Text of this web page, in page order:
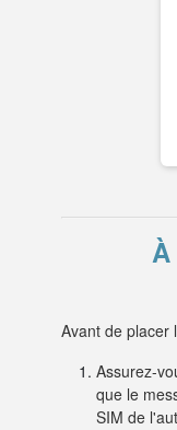
À
Avant de placer
Assurez-
que le
SIM de